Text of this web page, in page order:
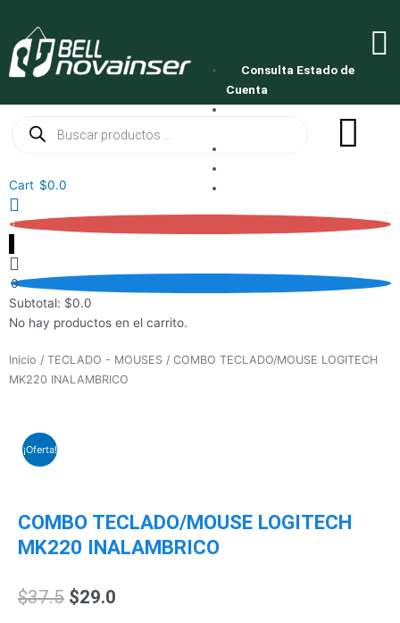
contenido
Consulta Estado de
Cuenta
Solicita tu Novacredito
productos
Cart $0.0
0
0
Subtotal: $0.0
No hay productos en el carrito.
Inicio / TECLADO - MOUSES / COMBO TECLADO/MOUSE LOGITECH
MK220 INALAMBRICO
¡Oferta!
COMBO TECLADO/MOUSE LOGITECH
MK220 INALAMBRICO
$37.5 El
$29.0